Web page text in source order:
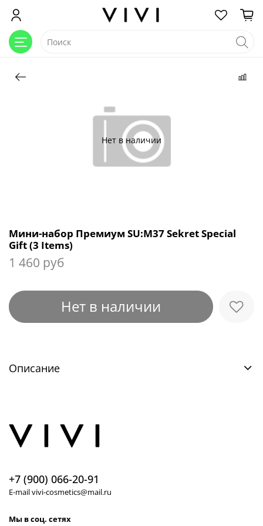
Нет в наличии
Мини-набор Премиум SU:M37 Sekret Special
Gift (3 Items)
1 460 руб
Нет в наличии
Описание
+7 (900) 066-20-91
E-mail vivi-cosmetics@mail.ru
Мы в соц. сетях